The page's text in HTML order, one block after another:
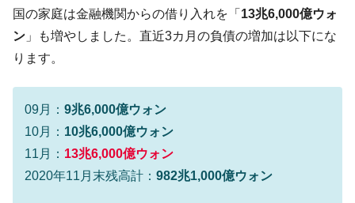
『Money1』
【日本市場再挑戦中】韓国『現代自動車』
07月販売台数は去年のほぼ半分「71台」しか売れなかっ
た。『起亜』は9台だけ
『Money1』
ても」⇒ 257万人赦免したのに60万人がまた延滞者に転
落！
『Money1』
韓国K9専用砲弾･装薬自動供給装甲車両･珍
兵器「K10」が改良に乗り出す。
『Money1』
韓国「2026年07月の輸出入」絶好調。半導
国の家庭は金融機関からの借り入れを「 13兆6,000億ウォ
ン 」も増やしました。直近3カ月の負債の増加は以下にな
ります。
09月： 9兆6,000億ウォン
10月： 10兆6,000億ウォン
11月： 13兆6,000億ウォン
2020年11月末残高計： 982兆1,000億ウォン